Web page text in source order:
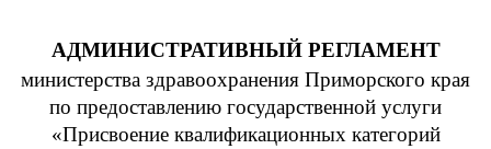
АДМИНИСТРАТИВНЫЙ РЕГЛАМЕНТ
министерства здравоохранения Приморского края
по предоставлению государственной услуги
«Присвоение квалификационных категорий